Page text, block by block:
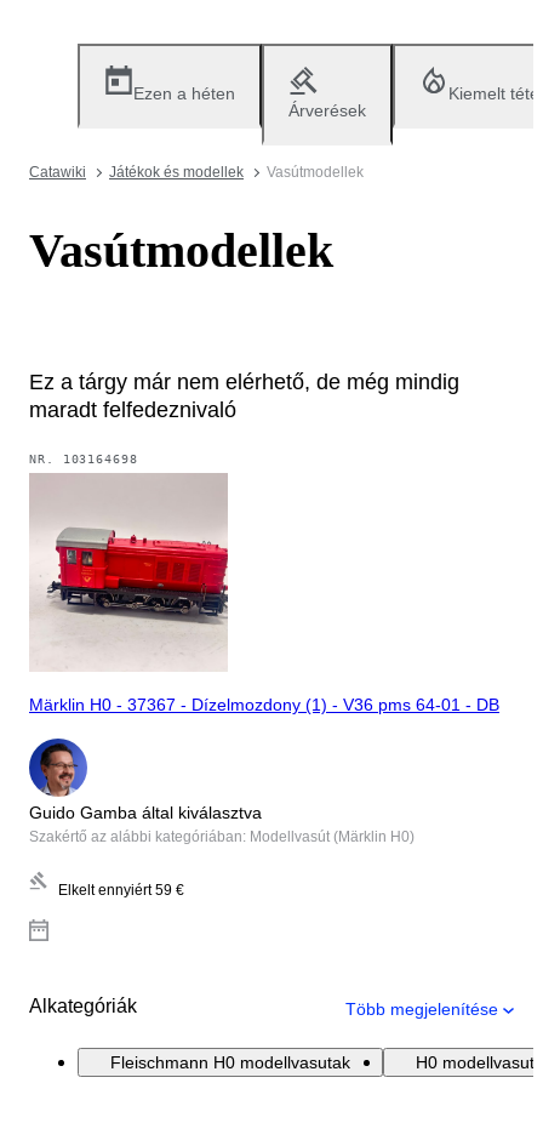
Ezen a héten
Árverések
Kiemelt
Catawiki Játékok és modellek Vasútmodellek
Vasútmodellek
Ez a tárgy már nem elérhető, de még mindig
maradt felfedeznivaló
NR. 103164698
Märklin H0 - 37367 - Dízelmozdony (1) - V36 pms 64-01 - DB
Guido Gamba által kiválasztva
Szakértő az alábbi kategóriában: Modellvasút (Märklin H0)
Elkelt ennyiért 59 €
Alkategóriák Több megjelenítése
Fleischmann H0 modellvasutak H0